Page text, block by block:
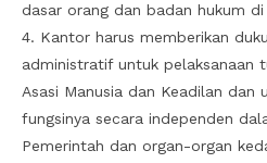
dasar orang dan badan hukum
4. Kantor harus memberikan
administratif untuk pelaksanaan
Asasi Manusia dan Keadilan dan
fungsinya secara independen
Pemerintah dan organ-organ